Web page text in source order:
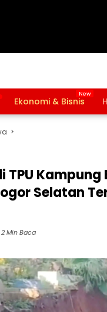
Ekonomi & Bisnis
TPU
Selatan
2 Min Baca